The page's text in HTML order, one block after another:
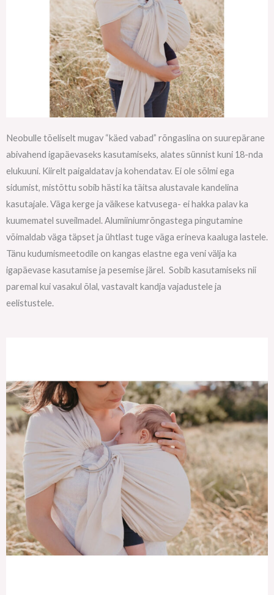
Neobulle tõeliselt mugav “käed vabad” rõngaslina on suurepärane
abivahend igapäevaseks kasutamiseks, alates sünnist kuni 18-nda
elukuuni. Kiirelt paigaldatav ja kohendatav. Ei ole sõlmi ega
sidumist, mistõttu sobib hästi ka täitsa alustavale kandelina
kasutajale. Väga kerge ja väikese katvusega- ei hakka palav ka
kuumematel suveilmadel. Alumiiniumrõngastega pingutamine
võimaldab väga täpset ja ühtlast tuge väga erineva kaaluga lastele.
Tänu kudumismeetodile on kangas elastne ega veni välja ka
igapäevase kasutamise ja pesemise järel. Sobib kasutamiseks nii
paremal kui vasakul õlal, vastavalt kandja vajadustele ja
eelistustele.